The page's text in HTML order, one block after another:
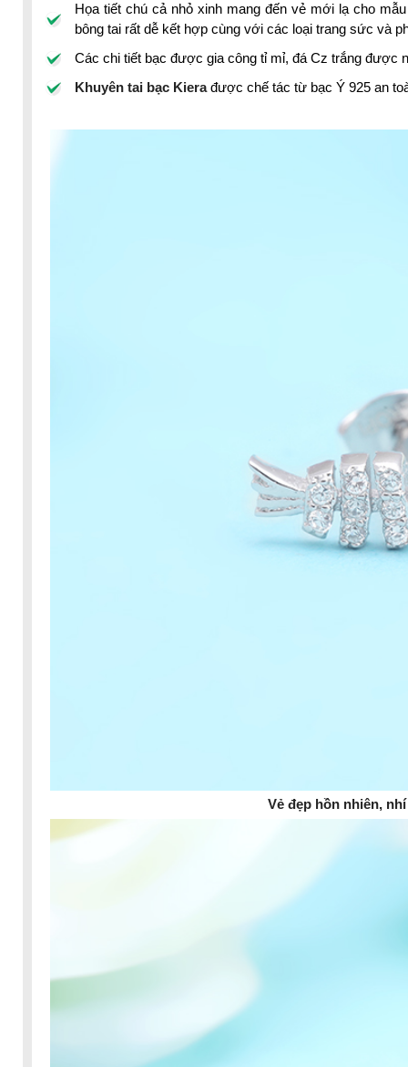
Họa tiết chú cả nhỏ xinh mang đến vẻ mới lạ cho mẫu
bông tai rất dễ kết hợp cùng với các loại trang sức và
Các chi tiết bạc được gia công tỉ mỉ, đá Cz trắng được
Khuyên tai bạc Kierađược chế tác từ bạc Ý 925 an
Vẻ đẹp hồn nhiên,